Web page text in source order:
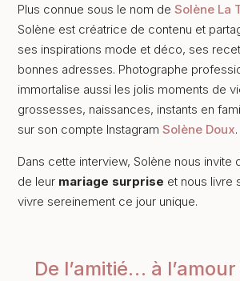
Plus connue sous le nom deSolène La
Solène est créatrice de contenu et
ses inspirations mode et déco, ses
bonnes adresses. Photographe
immortalise aussi les jolis moments de
grossesses, naissances, instants en
sur son compte InstagramSolène Doux.
Dans cette interview, Solène nous invite
de leur mariage surprise et nous livre
vivre sereinement ce jour unique.
De l’amitié… à l’amour